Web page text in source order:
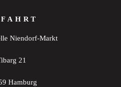
Niendorf-Markt
21
Hamburg